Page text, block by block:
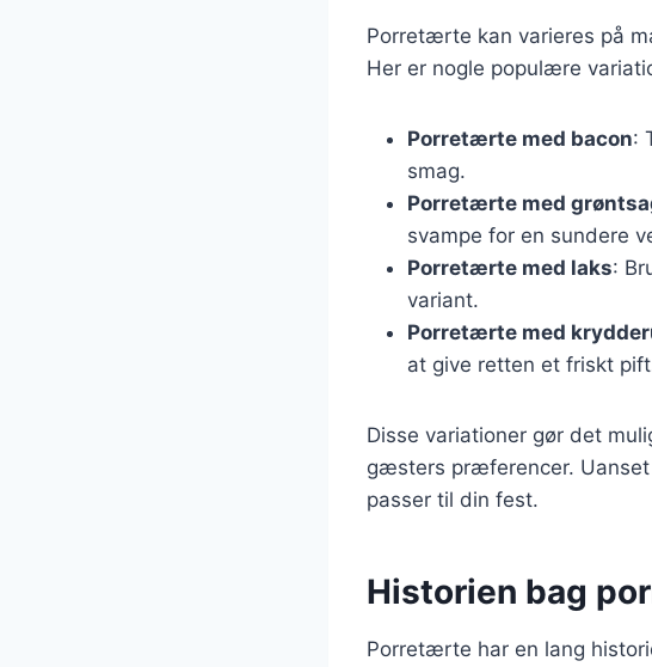
Porretærte kan varieres på
Her er nogle populære
Porretærte med bacon:
smag.
Porretærte med
svampe for en sundere
Porretærte med laks:
variant.
Porretærte med
at give retten et friskt
Disse variationer gør det
gæsters præferencer.
passer til din fest.
Historien bag
Porretærte har en lang